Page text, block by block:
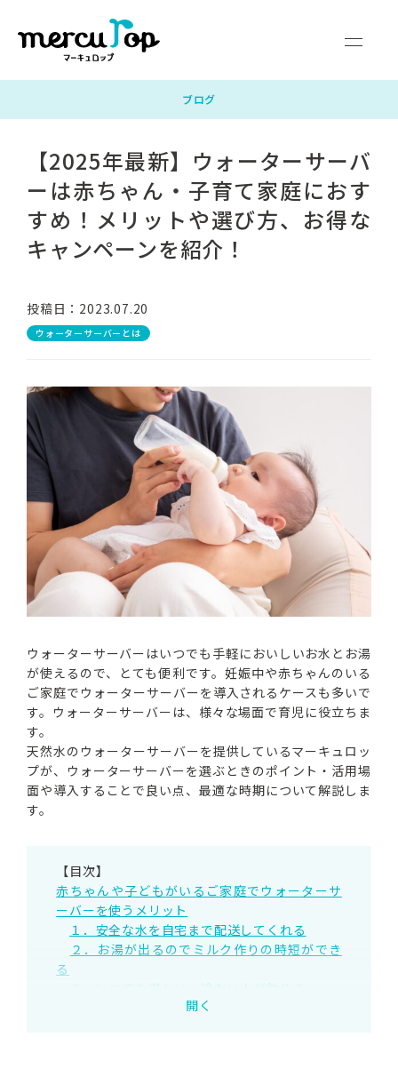
サービス対応エリアお申し込みガイド お問い合わせ
新規お申し込み
マイページログイン
マーキュロップとは
富士山の天然水
企業情報ブログ
【2025年最新】ウォーターサーバ
ーは赤ちゃん・子育て家庭におす
すめ！メリットや選び方、お得な
キャンペーンを紹介！
投稿日：2023.07.20
ウォーターサーバーとは
ウォーターサーバーはいつでも手軽においしいお水とお湯
が使えるので、とても便利です。妊娠中や赤ちゃんのいる
ご家庭でウォーターサーバーを導入されるケースも多いで
す。ウォーターサーバーは、様々な場面で育児に役立ちま
す。
天然水のウォーターサーバーを提供しているマーキュロッ
プが、ウォーターサーバーを選ぶときのポイント・活用場
面や導入することで良い点、最適な時期について解説しま
す。
【目次】
開く
赤ちゃんや子どもがいるご家庭でウォーターサ
ーバーを使うメリット
１．安全な水を自宅まで配送してくれる
２．お湯が出るのでミルク作りの時短ができ
る
３．いつでも温かい・冷たい水が飲める
４．小さいうちから水を飲む習慣をつけるこ